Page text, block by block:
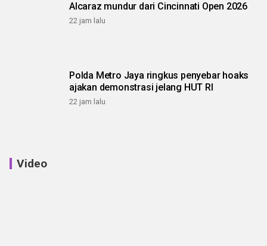
Alcaraz mundur dari Cincinnati Open 2026
22 jam lalu
Polda Metro Jaya ringkus penyebar hoaks
ajakan demonstrasi jelang HUT RI
22 jam lalu
Video